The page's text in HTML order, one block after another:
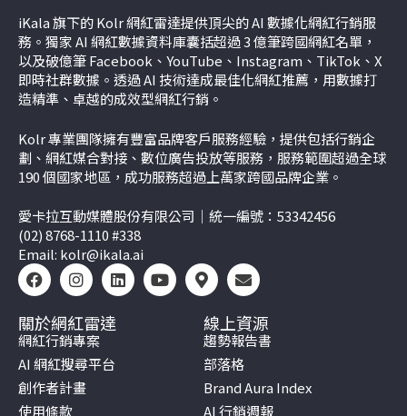
iKala 旗下的 Kolr 網紅雷達提供頂尖的 AI 數據化網紅行銷服
務。獨家 AI 網紅數據資料庫囊括超過 3 億筆跨國網紅名單，
以及破億筆 Facebook、YouTube、Instagram、TikTok、 X
即時社群數據。透過 AI 技術達成最佳化網紅推薦，用數據打
造精準、卓越的成效型網紅行銷。
Kolr 專業團隊擁有豐富品牌客戶服務經驗，提供包括行銷企
劃、網紅媒合對接、數位廣告投放等服務，服務範圍超過全球
190 個國家地區，成功服務超過上萬家跨國品牌企業。
愛卡拉互動媒體股份有限公司｜統一編號：53342456
(02) 8768-1110 #338
Email: kolr@ikala.ai
關於網紅雷達
網紅行銷專案
AI 網紅搜尋平台
創作者計畫
使用條款
線上資源
趨勢報告書
部落格
Brand Aura Index
AI 行銷週報